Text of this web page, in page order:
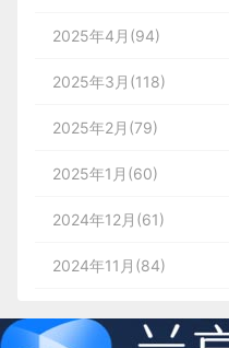
2025年4月(94)
2025年3月(118)
2025年2月(79)
2025年1月(60)
2024年12月(61)
2024年11月(84)